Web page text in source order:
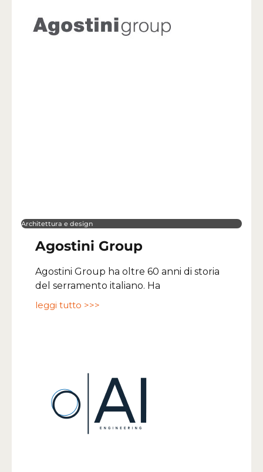
Architettura e design
Agostini Group
Agostini Group ha oltre 60 anni di storia
del serramento italiano. Ha
leggi tutto >>>